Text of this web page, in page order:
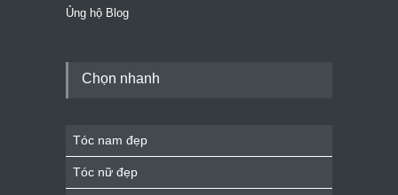
Ủng hộ Blog
Chọn nhanh
Tóc nam đẹp
Tóc nữ đẹp